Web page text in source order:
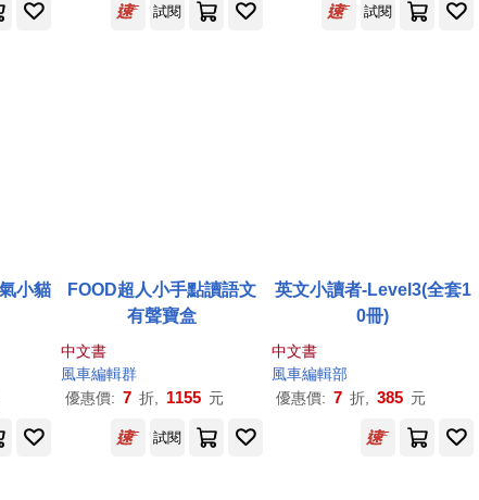
試閱 試閱
小貓
FOOD超人小手點讀語文
有聲寶盒
中文書
風車編輯群
優惠價: 7 折, 1155 元
英文小讀者-Level3(全套1
0冊)
中文書
風車編輯部
優惠價: 7 折, 385 元
試閱